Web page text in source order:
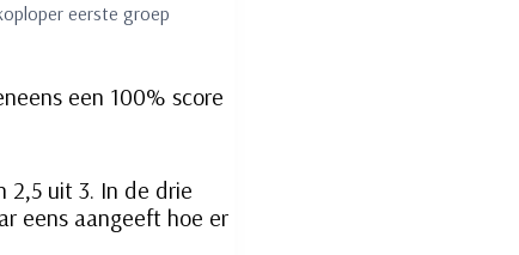
eerste groep
een 100% score
2,5 uit 3. In de drie
eens aangeeft hoe er